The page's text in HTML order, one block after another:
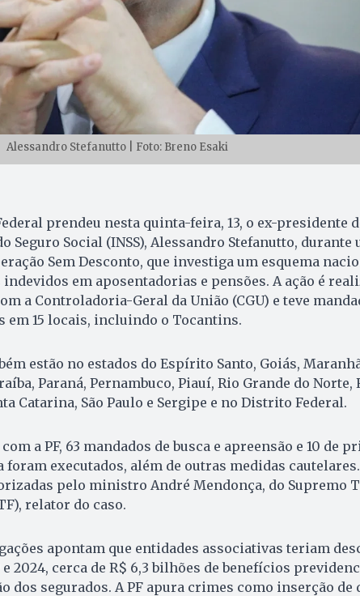
Alessandro Stefanutto | Foto: Breno Esaki
prendeu nesta quinta-feira, 13, o ex-presidente
Seguro Social (INSS), Alessandro Stefanutto, durante
Sem Desconto, que investiga um esquema
em aposentadorias e pensões. A ação é
a Controladoria-Geral da União (CGU) e teve
em 15 locais, incluindo o Tocantins.
estão no estados do Espírito Santo, Goiás,
Paraná, Pernambuco, Piauí, Rio Grande do Norte,
Catarina, São Paulo e Sergipe e no Distrito Federal.
a PF, 63 mandados de busca e apreensão e 10 de
foram executados, além de outras medidas
pelo ministro André Mendonça, do Supremo
relator do caso.
apontam que entidades associativas teriam
e 2024, cerca de R$ 6,3 bilhões de benefícios
dos segurados. A PF apura crimes como inserção de